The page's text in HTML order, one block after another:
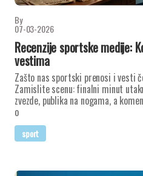
By
07-03-2026
Recenzije sportske medije:
vestima
Zašto nas sportski prenosi i vesti
Zamislite scenu: finalni minut
zvezde, publika na nogama, a
o
sport